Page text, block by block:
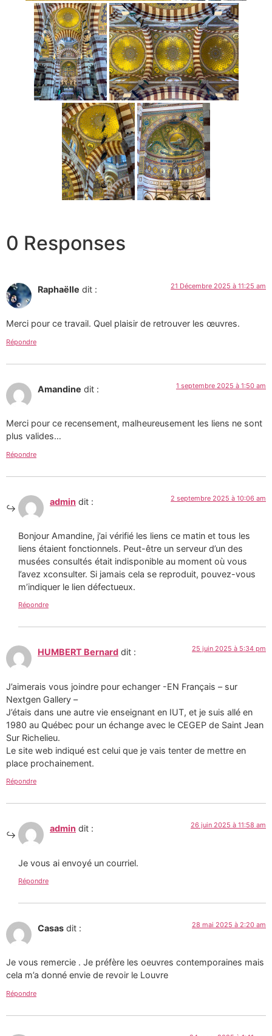
0 Responses
Raphaëlle dit : 21 Décembre 2025 à 11:25 am
Merci pour ce travail. Quel plaisir de retrouver les œuvres.
Répondre
Amandine dit : 1 septembre 2025 à 1:50 am
Merci pour ce recensement, malheureusement les liens ne sont
plus valides…
Répondre
admin dit : 2 septembre 2025 à 10:06 am
Bonjour Amandine, j’ai vérifié les liens ce matin et tous les
liens étaient fonctionnels. Peut-être un serveur d’un des
musées consultés était indisponible au moment où vous
l’avez xconsulter. Si jamais cela se reproduit, pouvez-vous
m’indiquer le lien défectueux.
Répondre
HUMBERT Bernard dit : 25 juin 2025 à 5:34 pm
J’aimerais vous joindre pour echanger -EN Français – sur
Nextgen Gallery –
J’étais dans une autre vie enseignant en IUT, et je suis allé en
1980 au Québec pour un échange avec le CEGEP de Saint Jean
Sur Richelieu.
Le site web indiqué est celui que je vais tenter de mettre en
place prochainement.
Répondre
admin dit : 26 juin 2025 à 11:58 am
Je vous ai envoyé un courriel.
Répondre
Casas dit : 28 mai 2025 à 2:20 am
Je vous remercie . Je préfère les oeuvres contemporaines mais
cela m’a donné envie de revoir le Louvre
Répondre